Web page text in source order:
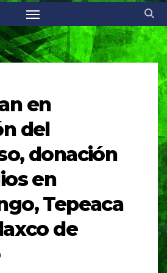
en
del
donación
en
Tepeaca
de